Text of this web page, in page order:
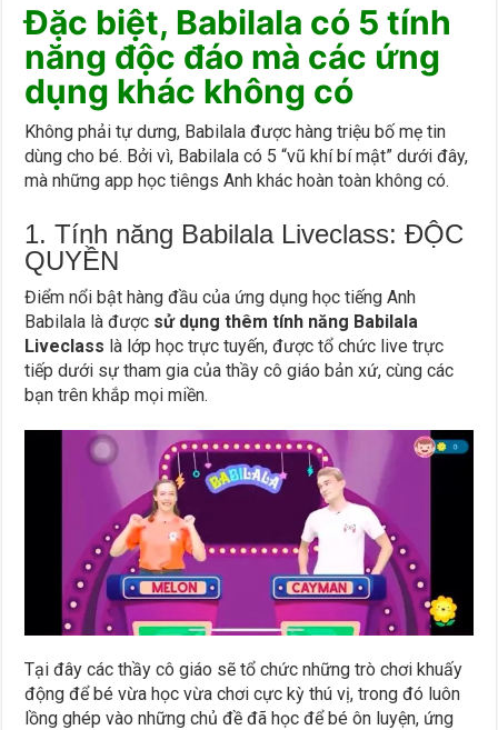
Đặc biệt, Babilala có 5 tính
năng độc đáo mà các ứng
dụng khác không có
Không phải tự dưng, Babilala được hàng triệu bố mẹ tin
dùng cho bé. Bởi vì, Babilala có 5 “vũ khí bí mật” dưới đây,
mà những app học tiêngs Anh khác hoàn toàn không có.
1. Tính năng Babilala Liveclass: ĐỘC
QUYỀN
Điểm nổi bật hàng đầu của ứng dụng học tiếng Anh
Babilala là được sử dụng thêm tính năng Babilala
Liveclass là lớp học trực tuyến, được tổ chức live trực
tiếp dưới sự tham gia của thầy cô giáo bản xứ, cùng các
bạn trên khắp mọi miền.
Tại đây các thầy cô giáo sẽ tổ chức những trò chơi khuấy
động để bé vừa học vừa chơi cực kỳ thú vị, trong đó luôn
lồng ghép vào những chủ đề đã học để bé ôn luyện, ứng